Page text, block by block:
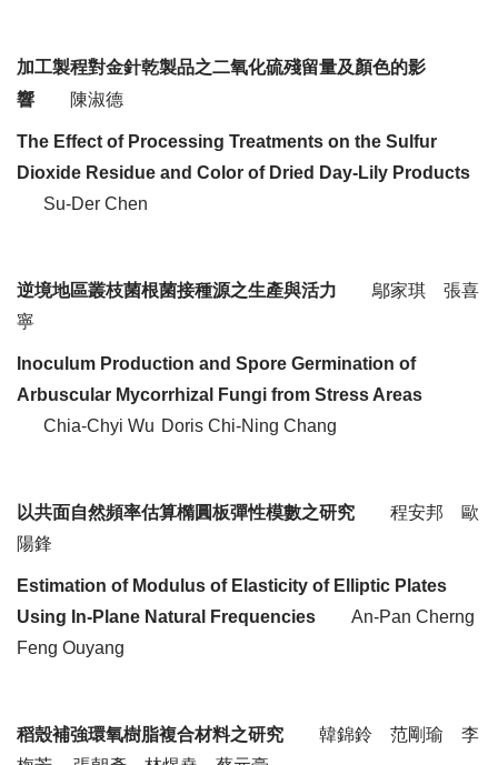
加工製程對金針乾製品之二氧化硫殘留量及顏色的影
響
陳淑德
The Effect of Processing Treatments on the Sulfur
Dioxide Residue and Color of Dried Day-Lily Products
Su-Der Chen
逆境地區叢枝菌根菌接種源之生產與活力 鄔家琪
張喜
寧
Inoculum Production and Spore Germination of
Arbuscular Mycorrhizal
Fungi from Stress Areas
Chia-Chyi Wu Doris Chi-Ning Chang
以共面自然頻率估算橢圓板彈性模數之研究 程安邦
歐
陽鋒
Estimation of Modulus of Elasticity of Elliptic Plates
Using In-Plane Natural Frequencies
An-Pan Cherng
Feng Ouyang
稻殼補強環氧樹脂複合材料之研究 韓錦鈴 范剛瑜
李